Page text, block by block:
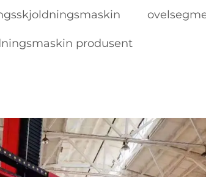
produsent